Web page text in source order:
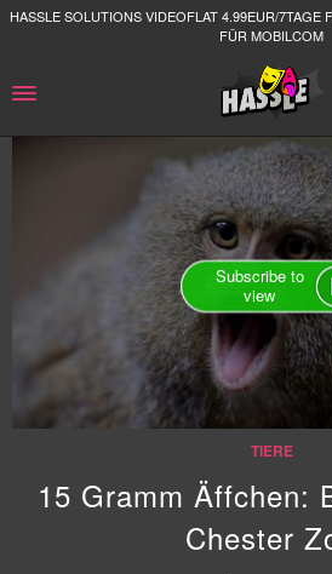
HASSLE SOLUTIONS VIDEOFLAT 4.99EUR/7TAGE
FÜR MOBILCOM
Subscribe to
view
TIERE
15 Gramm Äffchen:
Chester